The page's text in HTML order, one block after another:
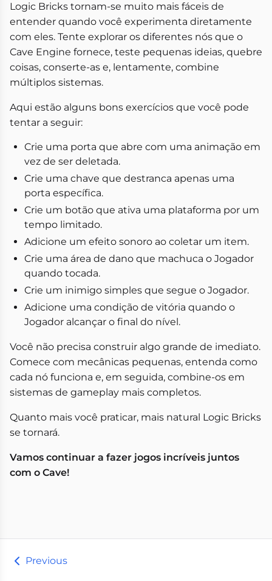
Logic Bricks tornam-se muito mais fáceis de
entender quando você experimenta diretamente
com eles. Tente explorar os diferentes nós que o
Cave Engine fornece, teste pequenas ideias, quebre
coisas, conserte-as e, lentamente, combine
múltiplos sistemas.
Aqui estão alguns bons exercícios que você pode
tentar a seguir:
Crie uma porta que abre com uma animação em
vez de ser deletada.
Crie uma chave que destranca apenas uma
porta específica.
Crie um botão que ativa uma plataforma por um
tempo limitado.
Adicione um efeito sonoro ao coletar um item.
Crie uma área de dano que machuca o Jogador
quando tocada.
Crie um inimigo simples que segue o Jogador.
Adicione uma condição de vitória quando o
Jogador alcançar o final do nível.
Você não precisa construir algo grande de imediato.
Comece com mecânicas pequenas, entenda como
cada nó funciona e, em seguida, combine-os em
sistemas de gameplay mais completos.
Quanto mais você praticar, mais natural Logic Bricks
se tornará.
Vamos continuar a fazer jogos incríveis juntos
com o Cave!
Previous